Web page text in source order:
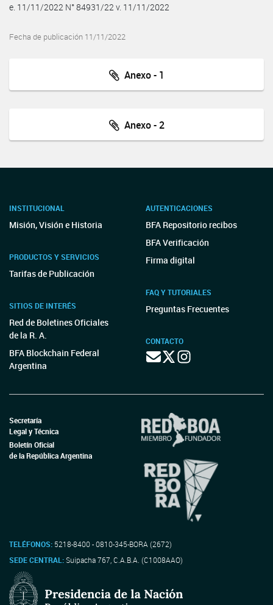
e. 11/11/2022 N° 84931/22 v. 11/11/2022
Fecha de publicación 11/11/2022
Anexo - 1
Anexo - 2
INSTITUCIONAL
Misión, Visión e Historia
PRODUCTOS Y SERVICIOS
Tarifas de Publicación
SITIOS DE INTERÉS
Red de Boletines Oficiales
de la R. A.
BFA Blockchain Federal
Argentina
AUTENTICACIONES
BFA Repositorio recibos
BFA Verificación
Firma digital
FAQ Y TUTORIALES
Preguntas Frecuentes
CONTACTO
Secretaría
Legal y Técnica
Boletín Oficial
de la República Argentina
TELÉFONOS: 5218-8400 - 0810-345-BORA (2672)
SEDE CENTRAL:Suipacha 767, C.A.B.A. (C1008AAO)